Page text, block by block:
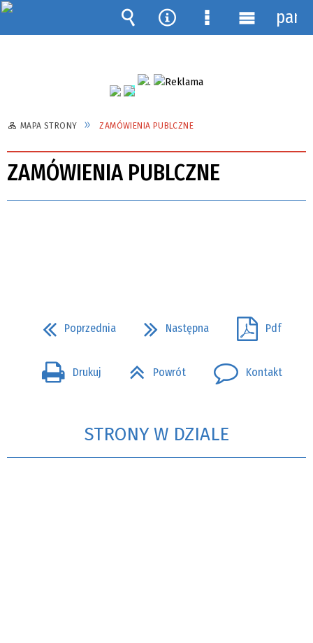
MAPA STRONY ZAMÓWIENIA PUBLCZNE
ZAMÓWIENIA PUBLCZNE
Poprzednia Następna Pdf
Drukuj Powrót Kontakt
STRONY W DZIALE
Wyszukiwarka
Narzędzia
MenuMenu